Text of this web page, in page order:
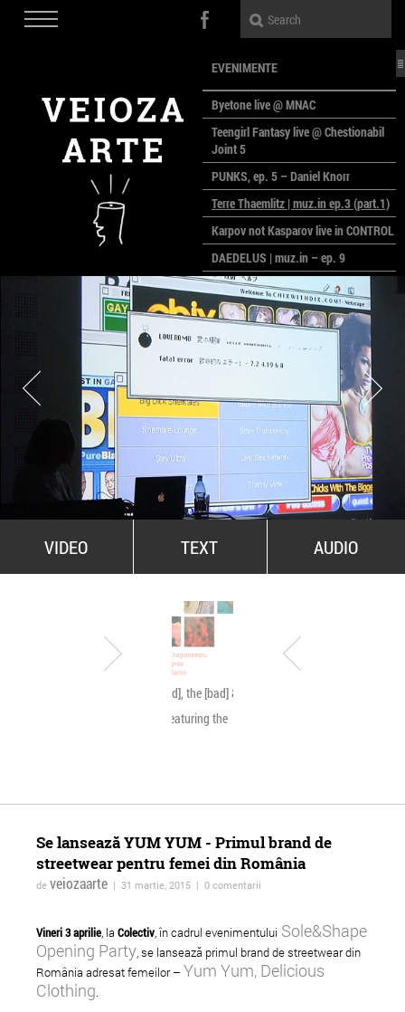
EVENIMENTE
Byetone live @ MNAC
Teengirl Fantasy live @ Chestionabil
Joint 5
PUNKS, ep. 5 – Daniel Knorr
Terre Thaemlitz | muz.in ep.3 (part.1)
Karpov not Kasparov live in CONTROL
DAEDELUS | muz.in – ep. 9
LALELE, LALELE – prima premieră a
anului la MACAZ
CinePOLSKA – filme poloneze la
București
PEOPLE OF ROMANIA se lansează la
All Stars For Outernational
VIDEO TEXT AUDIO
The [good], the [bad] & the
[ugly]… featuring the
Se lansează YUM YUM - Primul brand de
streetwear pentru femei din România
de veiozaarte | 31 martie, 2015 | 0 comentarii
Vineri 3 aprilie, la Colectiv, în cadrul evenimentului Sole&Shape
Opening Party, se lansează primul brand de streetwear din
România adresat femeilor – Yum Yum, Delicious
Clothing.